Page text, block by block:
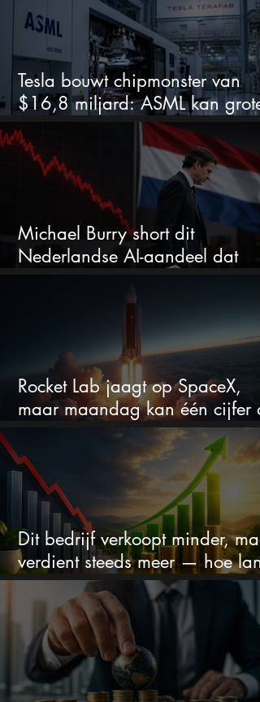
Tesla bouwt chipmonster van
$16,8 miljard: ASML kan grote
winnaar worden
Michael Burry short dit
Nederlandse AI-aandeel dat
Rocket Lab jaagt op SpaceX,
maar maandag kan één cijfer
droom doorprikken?
Dit bedrijf verkoopt minder,
verdient steeds meer — hoe
kan dit sprookje doorgaan?